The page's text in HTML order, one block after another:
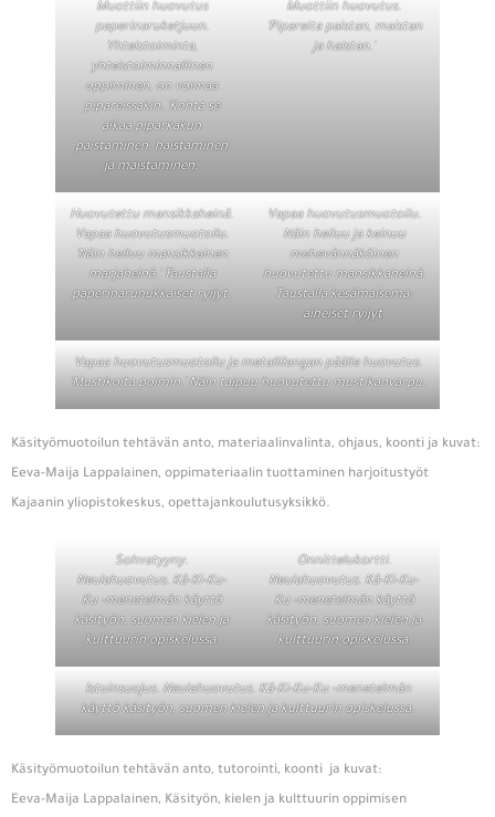
Muottiin huovutus
paperinaruketjuun.
Yhteistoiminta,
yhteistoiminnallinen
oppiminen, on voimaa
pipareissakin. 'Kohta se
alkaa piparkakun
paistaminen, haistaminen
ja maistaminen.'
Muottiin huovutus.
'Pipareita paistan, maistan
ja haistan.'
Huovutettu mansikkaheinä.
Vapaa huovutusmuotoilu.
'Näin heiluu mansikkainen
marjaheinä.' Taustalla
paperinarunukkaiset ryijyt.
Vapaa huovutusmuotoilu.
Näin heiluu ja keinuu
mehevännäköinen
huovutettu mansikkaheinä.
Taustalla kesämaisema-
aiheiset ryijyt.
Vapaa huovutusmuotoilu ja metallilangan päälle huovutus.
'Mustikoita poimin.' Näin taipuu huovutettu mustikanvarpu.
Käsityömuotoilun tehtävän anto, materiaalinvalinta, ohjaus, koonti ja kuvat:
Eeva-Maija Lappalainen, oppimateriaalin tuottaminen harjoitustyöt
Kajaanin yliopistokeskus, opettajankoulutusyksikkö.
Sohvatyyny.
Neulahuovutus. Kä-Ki-Ku-
Ku -menetelmän käyttö
käsityön, suomen kielen ja
kulttuurin opiskelussa.
Onnittelukortti.
Neulahuovutus. Kä-Ki-Ku-
Ku -menetelmän käyttö
käsityön, suomen kielen ja
kulttuurin opiskelussa.
Istuinsuojus. Neulahuovutus. Kä-Ki-Ku-Ku -menetelmän
käyttö käsityön, suomen kielen ja kulttuurin opiskelussa.
Käsityömuotoilun tehtävän anto, tutorointi, koonti ja kuvat:
Eeva-Maija Lappalainen, Käsityön, kielen ja kulttuurin oppimisen